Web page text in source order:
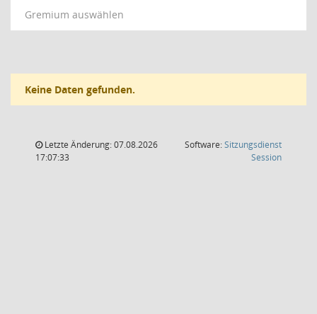
Gremium auswählen
Keine Daten gefunden.
Letzte Änderung: 07.08.2026
17:07:33
Software:Sitzungsdienst
Session(Wird in